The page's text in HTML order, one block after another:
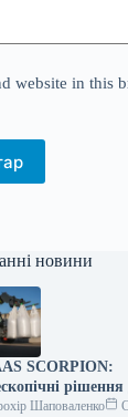
website in this
новини
SCORPION:
рішення
Шаповаленко